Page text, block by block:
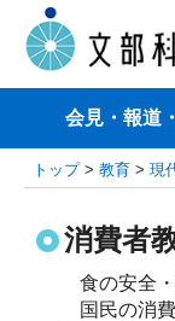
会見・報道
トップ> 教育 > 現
消費者
食の安全・
国民の消費